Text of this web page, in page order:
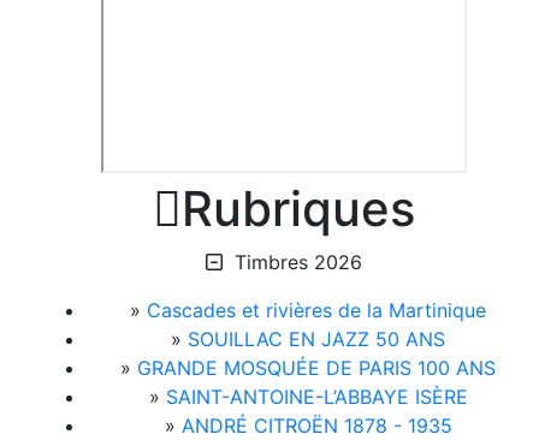
Rubriques
Timbres 2026
» Cascades et rivières de la Martinique
» SOUILLAC EN JAZZ 50 ANS
» GRANDE MOSQUÉE DE PARIS 100 ANS
» SAINT-ANTOINE-L’ABBAYE ISÈRE
» ANDRÉ CITROËN 1878 - 1935